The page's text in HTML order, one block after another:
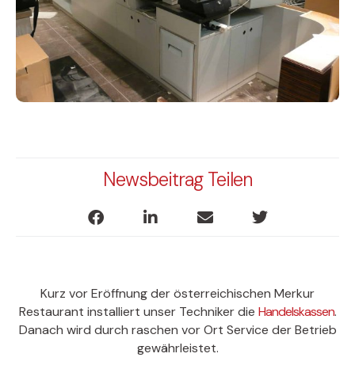
Newsbeitrag Teilen
Kurz vor Eröffnung der österreichischen Merkur
Restaurant installiert unser Techniker die Handelskassen.
Danach wird durch raschen vor Ort Service der Betrieb
gewährleistet.